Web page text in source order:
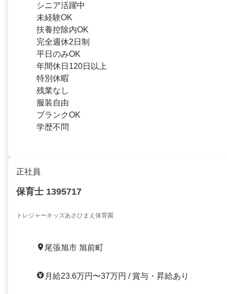
シニア活躍中
未経験OK
扶養控除内OK
完全週休2日制
平日のみOK
年間休日120日以上
特別休暇
残業なし
服装自由
ブランクOK
学歴不問
正社員
保育士 1395717
トレジャーキッズあさひまえ保育園
尾張旭市 旭前町
月給23.6万円〜37万円 / 賞与・昇給あり